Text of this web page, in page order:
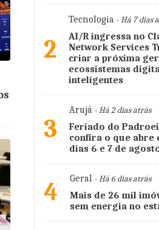
2
Tecnologia - Há 7 dias
AI/R ingressa no
Network Services
criar a próxima
ecossistemas
inteligentes
3
Arujá - Há 2 dias atrás
Feriado do
confira o que abre
dias 6 e 7 de
4 Geral - Há 6 dias atrás
Mais de 26 mil
sem energia no